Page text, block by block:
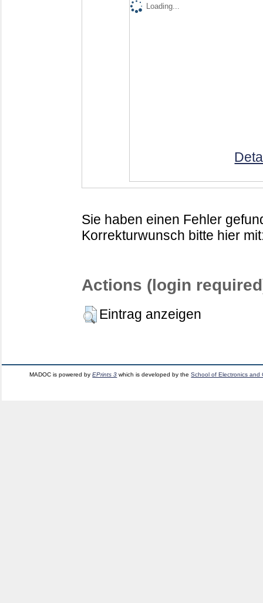
Loading...
Sie haben einen Fehler
Korrekturwunsch bitte hier
Actions (login
Eintrag anzeigen
MADOC is powered byEPrints 3 which is developed by theSchool of Electronics and